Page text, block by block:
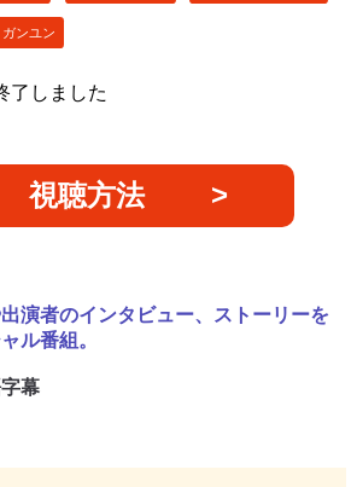
ンユン
了しました
視聴方法
演者のインタビュー、ストーリーを
ル番組。
幕